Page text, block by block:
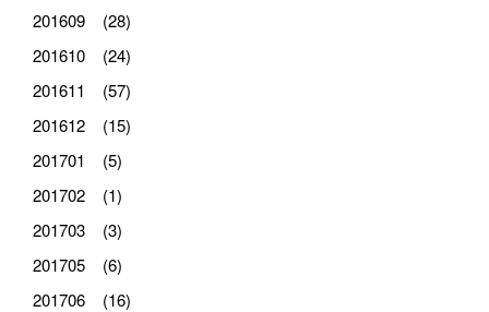
201609 (28)
201610 (24)
201611 (57)
201612 (15)
201701 (5)
201702 (1)
201703 (3)
201705 (6)
201706 (16)